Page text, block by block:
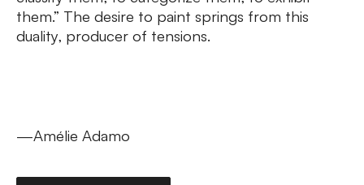
them.” The desire to paint springs from this
duality, producer of tensions.
—Amélie Adamo